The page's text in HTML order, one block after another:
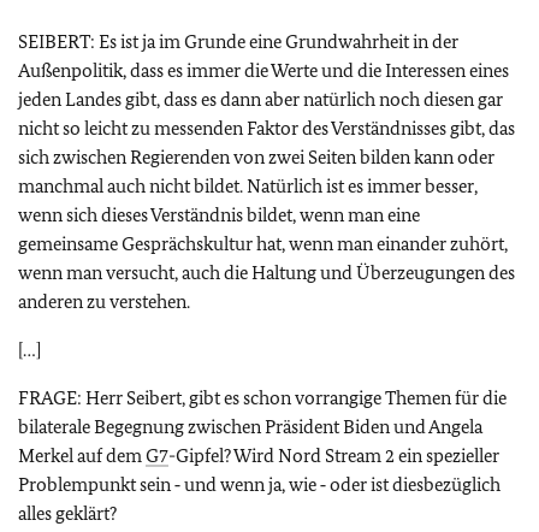
SEIBERT: Es ist ja im Grunde eine Grundwahrheit in der
Außenpolitik, dass es immer die Werte und die Interessen eines
jeden Landes gibt, dass es dann aber natürlich noch diesen gar
nicht so leicht zu messenden Faktor des Verständnisses gibt, das
sich zwischen Regierenden von zwei Seiten bilden kann oder
manchmal auch nicht bildet. Natürlich ist es immer besser,
wenn sich dieses Verständnis bildet, wenn man eine
gemeinsame Gesprächskultur hat, wenn man einander zuhört,
wenn man versucht, auch die Haltung und Überzeugungen des
anderen zu verstehen.
[…]
FRAGE: Herr Seibert, gibt es schon vorrangige Themen für die
bilaterale Begegnung zwischen Präsident Biden und Angela
Merkel auf demG7-Gipfel? Wird Nord Stream 2 ein spezieller
Problempunkt sein ‑ und wenn ja, wie ‑ oder ist diesbezüglich
alles geklärt?